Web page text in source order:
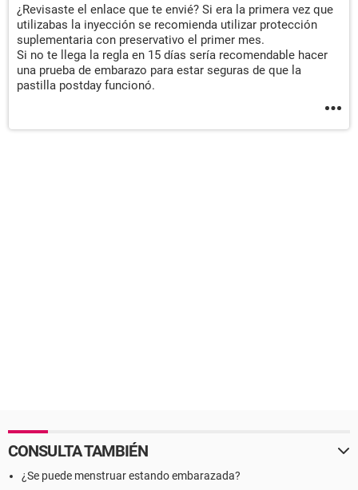
¿Revisaste el enlace que te envié? Si era la primera vez que
utilizabas la inyección se recomienda utilizar protección
suplementaria con preservativo el primer mes.
Si no te llega la regla en 15 días sería recomendable hacer
una prueba de embarazo para estar seguras de que la
pastilla postday funcionó.
CONSULTA TAMBIÉN
¿Se puede menstruar estando embarazada?